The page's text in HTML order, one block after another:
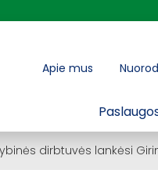
Apie mus
dirbtuvės lankėsi